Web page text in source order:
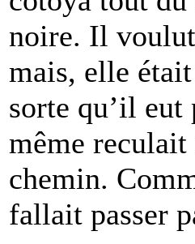
noire. Il
mais, elle
sorte qu’il
même reculait
chemin.
fallait passer